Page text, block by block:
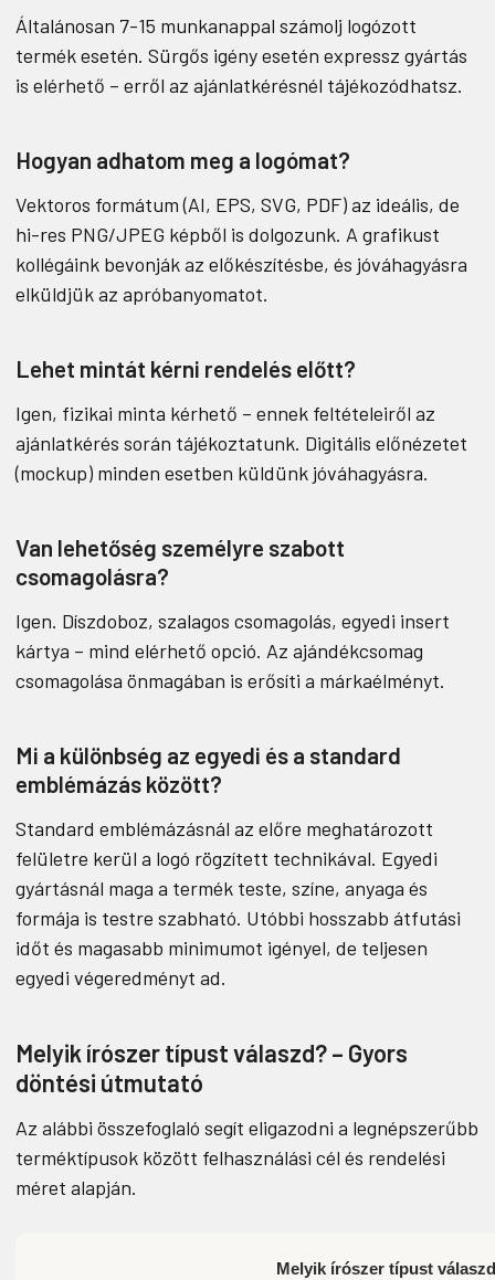
Általánosan 7-15 munkanappal számolj logózott
termék esetén. Sürgős igény esetén expressz gyártás
is elérhető – erről az ajánlatkérésnél tájékozódhatsz.
Hogyan adhatom meg a logómat?
Vektoros formátum (AI, EPS, SVG, PDF) az ideális, de
hi-res PNG/JPEG képből is dolgozunk. A grafikust
kollégáink bevonják az előkészítésbe, és jóváhagyásra
elküldjük az apróbanyomatot.
Lehet mintát kérni rendelés előtt?
Igen, fizikai minta kérhető – ennek feltételeiről az
ajánlatkérés során tájékoztatunk. Digitális előnézetet
(mockup) minden esetben küldünk jóváhagyásra.
Van lehetőség személyre szabott
csomagolásra?
Igen. Díszdoboz, szalagos csomagolás, egyedi insert
kártya – mind elérhető opció. Az ajándékcsomag
csomagolása önmagában is erősíti a márkaélményt.
Mi a különbség az egyedi és a standard
emblémázás között?
Standard emblémázásnál az előre meghatározott
felületre kerül a logó rögzített technikával. Egyedi
gyártásnál maga a termék teste, színe, anyaga és
formája is testre szabható. Utóbbi hosszabb átfutási
időt és magasabb minimumot igényel, de teljesen
egyedi végeredményt ad.
Melyik írószer típust válaszd? – Gyors
döntési útmutató
Az alábbi összefoglaló segít eligazodni a legnépszerűbb
terméktípusok között felhasználási cél és rendelési
méret alapján.
Melyik írószer típust